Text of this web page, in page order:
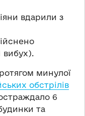
вдарили з
вибух).
минулої
обстрілів
6
та